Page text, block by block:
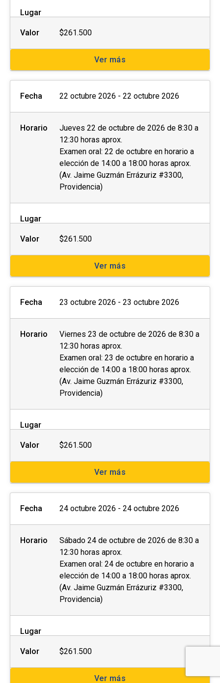
Lugar
Valor $261.500
Ver más
Fecha 22 octubre 2026 - 22 octubre 2026
Horario
Jueves 22 de octubre de 2026 de 8:30 a
12:30 horas aprox.
Examen oral: 22 de octubre en horario a
elección de 14:00 a 18:00 horas aprox.
(Av. Jaime Guzmán Errázuriz #3300,
Providencia)
Lugar
Valor $261.500
Ver más
Fecha 23 octubre 2026 - 23 octubre 2026
Horario
Viernes 23 de octubre de 2026 de 8:30 a
12:30 horas aprox.
Examen oral: 23 de octubre en horario a
elección de 14:00 a 18:00 horas aprox.
(Av. Jaime Guzmán Errázuriz #3300,
Providencia)
Lugar
Valor $261.500
Ver más
Fecha 24 octubre 2026 - 24 octubre 2026
Horario
Sábado 24 de octubre de 2026 de 8:30 a
12:30 horas aprox.
Examen oral: 24 de octubre en horario a
elección de 14:00 a 18:00 horas aprox.
(Av. Jaime Guzmán Errázuriz #3300,
Providencia)
Lugar
Valor $261.500
Ver más